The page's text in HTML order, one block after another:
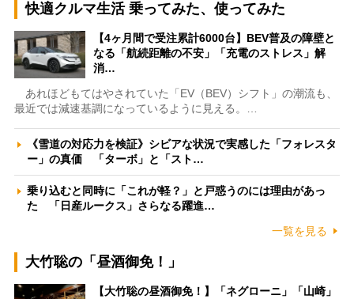
快適クルマ生活 乗ってみた、使ってみた
【4ヶ月間で受注累計6000台】BEV普及の障壁と
なる「航続距離の不安」「充電のストレス」解
消…
あれほどもてはやされていた「EV（BEV）シフト」の潮流も、
最近では減速基調になっているように見える。…
《雪道の対応力を検証》シビアな状況で実感した「フォレスタ
ー」の真価 「ターボ」と「スト…
乗り込むと同時に「これが軽？」と戸惑うのには理由があっ
た 「日産ルークス」さらなる躍進…
一覧を見る
大竹聡の「昼酒御免！」
【大竹聡の昼酒御免！】「ネグローニ」「山崎」